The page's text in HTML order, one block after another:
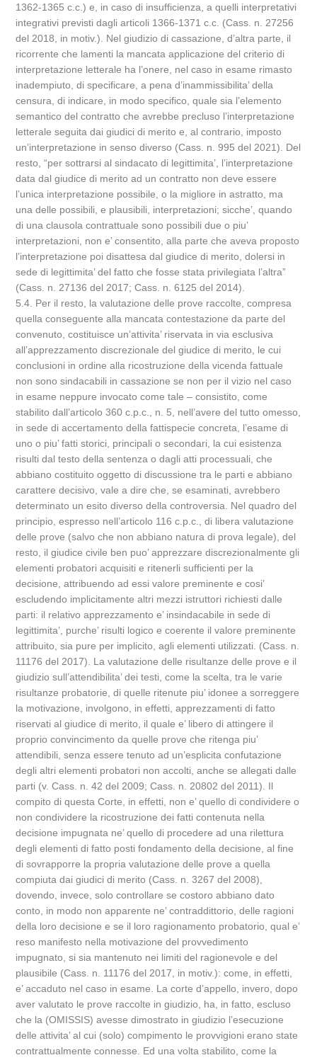
1362-1365 c.c.) e, in caso di insufficienza, a quelli interpretativi
integrativi previsti dagli articoli 1366-1371 c.c. (Cass. n. 27256
del 2018, in motiv.). Nel giudizio di cassazione, d’altra parte, il
ricorrente che lamenti la mancata applicazione del criterio di
interpretazione letterale ha l’onere, nel caso in esame rimasto
inadempiuto, di specificare, a pena d’inammissibilita’ della
censura, di indicare, in modo specifico, quale sia l’elemento
semantico del contratto che avrebbe precluso l’interpretazione
letterale seguita dai giudici di merito e, al contrario, imposto
un’interpretazione in senso diverso (Cass. n. 995 del 2021). Del
resto, “per sottrarsi al sindacato di legittimita’, l’interpretazione
data dal giudice di merito ad un contratto non deve essere
l’unica interpretazione possibile, o la migliore in astratto, ma
una delle possibili, e plausibili, interpretazioni; sicche’, quando
di una clausola contrattuale sono possibili due o piu’
interpretazioni, non e’ consentito, alla parte che aveva proposto
l’interpretazione poi disattesa dal giudice di merito, dolersi in
sede di legittimita’ del fatto che fosse stata privilegiata l’altra”
(Cass. n. 27136 del 2017; Cass. n. 6125 del 2014).
5.4. Per il resto, la valutazione delle prove raccolte, compresa
quella conseguente alla mancata contestazione da parte del
convenuto, costituisce un’attivita’ riservata in via esclusiva
all’apprezzamento discrezionale del giudice di merito, le cui
conclusioni in ordine alla ricostruzione della vicenda fattuale
non sono sindacabili in cassazione se non per il vizio nel caso
in esame neppure invocato come tale – consistito, come
stabilito dall’articolo 360 c.p.c., n. 5, nell’avere del tutto omesso,
in sede di accertamento della fattispecie concreta, l’esame di
uno o piu’ fatti storici, principali o secondari, la cui esistenza
risulti dal testo della sentenza o dagli atti processuali, che
abbiano costituito oggetto di discussione tra le parti e abbiano
carattere decisivo, vale a dire che, se esaminati, avrebbero
determinato un esito diverso della controversia. Nel quadro del
principio, espresso nell’articolo 116 c.p.c., di libera valutazione
delle prove (salvo che non abbiano natura di prova legale), del
resto, il giudice civile ben puo’ apprezzare discrezionalmente gli
elementi probatori acquisiti e ritenerli sufficienti per la
decisione, attribuendo ad essi valore preminente e cosi’
escludendo implicitamente altri mezzi istruttori richiesti dalle
parti: il relativo apprezzamento e’ insindacabile in sede di
legittimita’, purche’ risulti logico e coerente il valore preminente
attribuito, sia pure per implicito, agli elementi utilizzati. (Cass. n.
11176 del 2017). La valutazione delle risultanze delle prove e il
giudizio sull’attendibilita’ dei testi, come la scelta, tra le varie
risultanze probatorie, di quelle ritenute piu’ idonee a sorreggere
la motivazione, involgono, in effetti, apprezzamenti di fatto
riservati al giudice di merito, il quale e’ libero di attingere il
proprio convincimento da quelle prove che ritenga piu’
attendibili, senza essere tenuto ad un’esplicita confutazione
degli altri elementi probatori non accolti, anche se allegati dalle
parti (v. Cass. n. 42 del 2009; Cass. n. 20802 del 2011). Il
compito di questa Corte, in effetti, non e’ quello di condividere o
non condividere la ricostruzione dei fatti contenuta nella
decisione impugnata ne’ quello di procedere ad una rilettura
degli elementi di fatto posti fondamento della decisione, al fine
di sovrapporre la propria valutazione delle prove a quella
compiuta dai giudici di merito (Cass. n. 3267 del 2008),
dovendo, invece, solo controllare se costoro abbiano dato
conto, in modo non apparente ne’ contraddittorio, delle ragioni
della loro decisione e se il loro ragionamento probatorio, qual e’
reso manifesto nella motivazione del provvedimento
impugnato, si sia mantenuto nei limiti del ragionevole e del
plausibile (Cass. n. 11176 del 2017, in motiv.): come, in effetti,
e’ accaduto nel caso in esame. La corte d’appello, invero, dopo
aver valutato le prove raccolte in giudizio, ha, in fatto, escluso
che la (OMISSIS) avesse dimostrato in giudizio l’esecuzione
delle attivita’ al cui (solo) compimento le provvigioni erano state
contrattualmente connesse. Ed una volta stabilito, come la